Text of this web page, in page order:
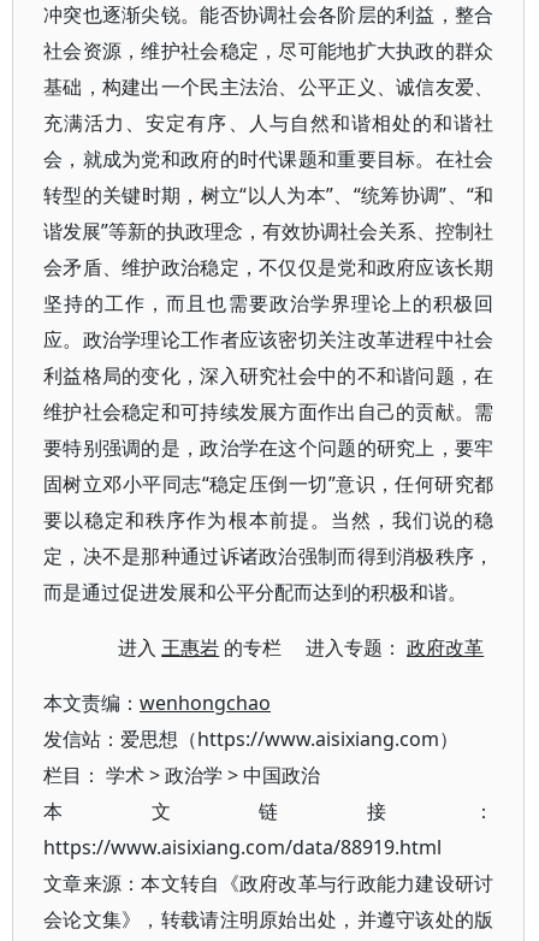
冲突也逐渐尖锐。能否协调社会各阶层的利益，整合
社会资源，维护社会稳定，尽可能地扩大执政的群众
基础，构建出一个民主法治、公平正义、诚信友爱、
充满活力、安定有序、人与自然和谐相处的和谐社
会，就成为党和政府的时代课题和重要目标。在社会
转型的关键时期，树立“以人为本”、“统筹协调”、“和
谐发展”等新的执政理念，有效协调社会关系、控制社
会矛盾、维护政治稳定，不仅仅是党和政府应该长期
坚持的工作，而且也需要政治学界理论上的积极回
应。政治学理论工作者应该密切关注改革进程中社会
利益格局的变化，深入研究社会中的不和谐问题，在
维护社会稳定和可持续发展方面作出自己的贡献。需
要特别强调的是，政治学在这个问题的研究上，要牢
固树立邓小平同志“稳定压倒一切”意识，任何研究都
要以稳定和秩序作为根本前提。当然，我们说的稳
定，决不是那种通过诉诸政治强制而得到消极秩序，
而是通过促进发展和公平分配而达到的积极和谐。
进入王惠岩 的专栏 进入专题：政府改革
本文责编： wenhongchao
发信站：爱思想（https://www.aisixiang.com）
栏目： 学术>政治学 >中国政治
本文链接：
https://www.aisixiang.com/data/88919.html
文章来源：本文转自《政府改革与行政能力建设研讨
会论文集》，转载请注明原始出处，并遵守该处的版